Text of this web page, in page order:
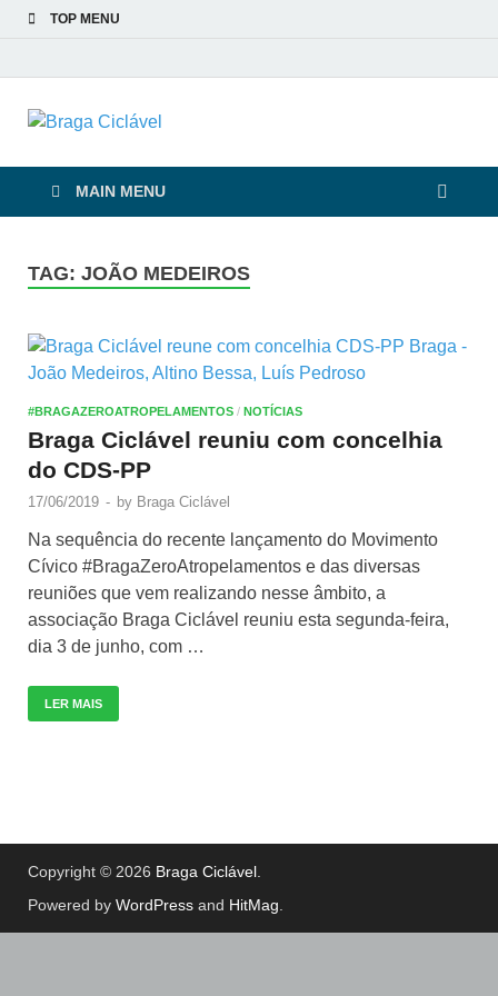
TOP MENU
Braga Ciclável
MAIN MENU
TAG: JOÃO MEDEIROS
#BRAGAZEROATROPELAMENTOS / NOTÍCIAS
Braga Ciclável reuniu com concelhia
do CDS-PP
17/06/2019 - by Braga Ciclável
Na sequência do recente lançamento do Movimento
Cívico #BragaZeroAtropelamentos e das diversas
reuniões que vem realizando nesse âmbito, a
associação Braga Ciclável reuniu esta segunda-feira,
dia 3 de junho, com …
LER MAIS
Copyright © 2026 Braga Ciclável
Powered by WordPress and HitMag